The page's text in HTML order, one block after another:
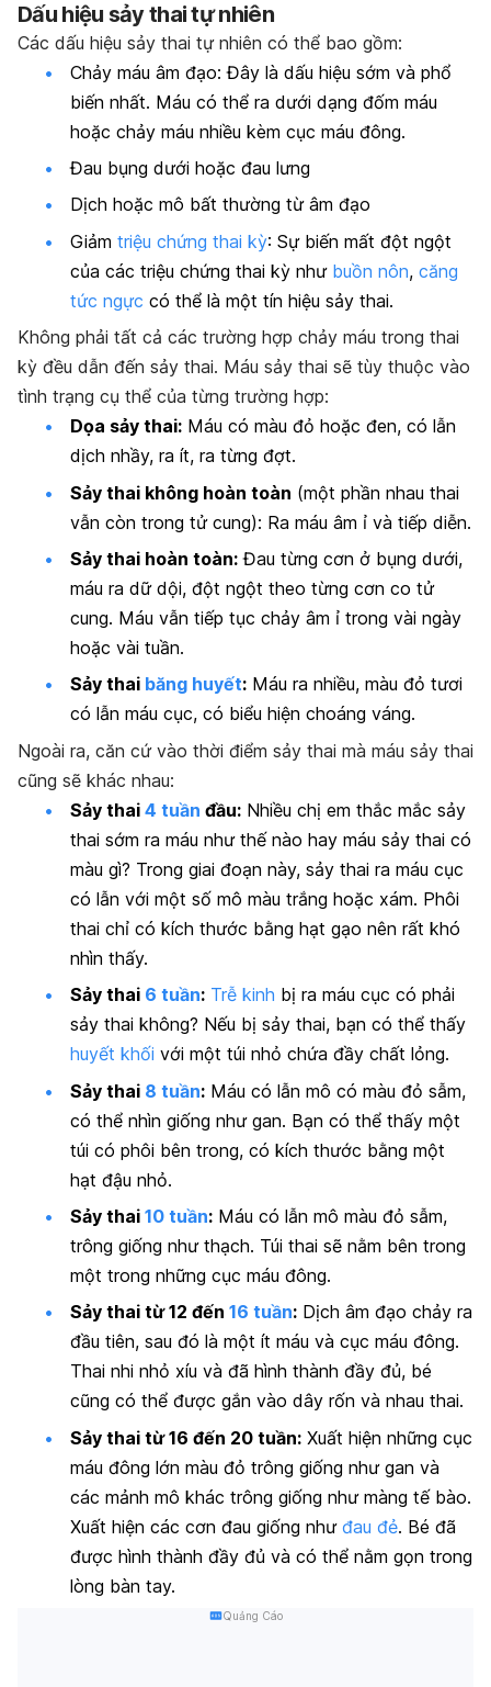
Dấu hiệu sảy thai tự nhiên
Các dấu hiệu sảy thai tự nhiên có thể bao gồm:
Chảy máu âm đạo: Đây là dấu hiệu sớm và phổ
biến nhất. Máu có thể ra dưới dạng đốm máu
hoặc chảy máu nhiều kèm cục máu đông.
Đau bụng dưới hoặc đau lưng
Dịch hoặc mô bất thường từ âm đạo
Giảm triệu chứng thai kỳ: Sự biến mất đột ngột
của các triệu chứng thai kỳ như buồn nôn, căng
tức ngực có thể là một tín hiệu sảy thai.
Không phải tất cả các trường hợp chảy máu trong thai
kỳ đều dẫn đến sảy thai. Máu sảy thai sẽ tùy thuộc vào
tình trạng cụ thể của từng trường hợp:
Dọa sảy thai: Máu có màu đỏ hoặc đen, có lẫn
dịch nhầy, ra ít, ra từng đợt.
Sảy thai không hoàn toàn (một phần nhau thai
vẫn còn trong tử cung): Ra máu âm ỉ và tiếp diễn.
Sảy thai hoàn toàn: Đau từng cơn ở bụng dưới,
máu ra dữ dội, đột ngột theo từng cơn co tử
cung. Máu vẫn tiếp tục chảy âm ỉ trong vài ngày
hoặc vài tuần.
Sảy thai băng huyết: Máu ra nhiều, màu đỏ tươi
có lẫn máu cục, có biểu hiện choáng váng.
Ngoài ra, căn cứ vào thời điểm sảy thai mà máu sảy thai
cũng sẽ khác nhau:
Sảy thai 4 tuần đầu: Nhiều chị em thắc mắc sảy
thai sớm ra máu như thế nào hay máu sảy thai có
màu gì? Trong giai đoạn này, sảy thai ra máu cục
có lẫn với một số mô màu trắng hoặc xám. Phôi
thai chỉ có kích thước bằng hạt gạo nên rất khó
nhìn thấy.
Sảy thai 6 tuần: Trễ kinh bị ra máu cục có phải
sảy thai không? Nếu bị sảy thai, bạn có thể thấy
huyết khối với một túi nhỏ chứa đầy chất lỏng.
Sảy thai 8 tuần: Máu có lẫn mô có màu đỏ sẫm,
có thể nhìn giống như gan. Bạn có thể thấy một
túi có phôi bên trong, có kích thước bằng một
hạt đậu nhỏ.
Sảy thai 10 tuần: Máu có lẫn mô màu đỏ sẫm,
trông giống như thạch. Túi thai sẽ nằm bên trong
một trong những cục máu đông.
Sảy thai từ 12 đến 16 tuần: Dịch âm đạo chảy ra
đầu tiên, sau đó là một ít máu và cục máu đông.
Thai nhi nhỏ xíu và đã hình thành đầy đủ, bé
cũng có thể được gắn vào dây rốn và nhau thai.
Sảy thai từ 16 đến 20 tuần: Xuất hiện những cục
máu đông lớn màu đỏ trông giống như gan và
các mảnh mô khác trông giống như màng tế bào.
Xuất hiện các cơn đau giống như đau đẻ. Bé đã
được hình thành đầy đủ và có thể nằm gọn trong
lòng bàn tay.
Quảng Cáo